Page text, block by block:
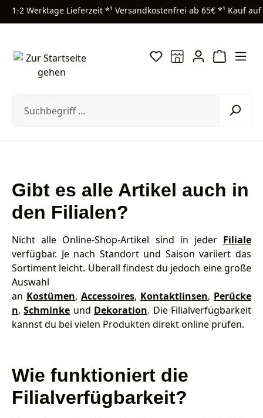
Zum Hauptinhalt springen
1-2 Werktage Lieferzeit *¹ Versandkostenfrei ab 65€ *¹ Kauf
Gibt es alle Artikel auch in
den Filialen?
Nicht alle Online-Shop-Artikel sind in jeder Filiale
verfügbar. Je nach Standort und Saison variiert das
Sortiment leicht. Überall findest du jedoch eine große
Auswahl
an Kostümen, Accessoires, Kontaktlinsen, Perücke
n,Schminke und Dekoration. Die Filialverfügbarkeit
kannst du bei vielen Produkten direkt online prüfen.
Wie funktioniert die
Filialverfügbarkeit?